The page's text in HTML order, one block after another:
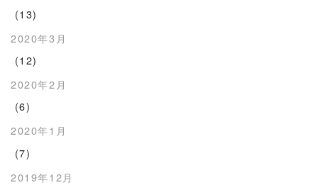
(13)
2020年3月
(12)
2020年2月
(6)
2020年1月
(7)
2019年12月